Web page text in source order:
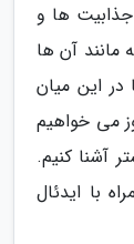
ها و
مانند آن ها
در این میان
می خواهیم
آشنا کنیم.
با ایدئال